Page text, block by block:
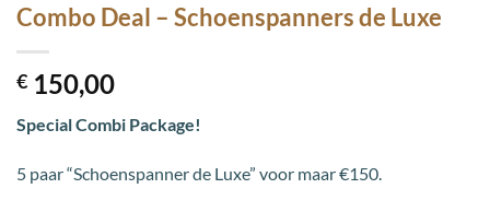
Combo Deal – Schoenspanners de Luxe
€ 150,00
Special Combi Package!
5 paar “Schoenspanner de Luxe” voor maar €150.